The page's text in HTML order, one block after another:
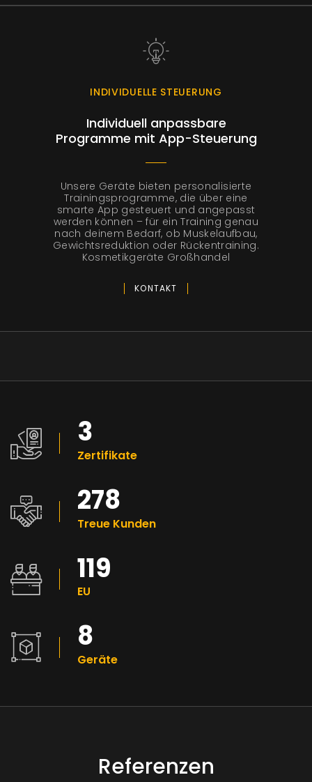
INDIVIDUELLE STEUERUNG
Individuell anpassbare
Programme mit App-Steuerung
Unsere Geräte bieten personalisierte
Trainingsprogramme, die über eine
smarte App gesteuert und angepasst
werden können – für ein Training genau
nach deinem Bedarf, ob Muskelaufbau,
Gewichtsreduktion oder Rückentraining.
Kosmetikgeräte Großhandel
KONTAKT
3
Zertifikate
280
Treue Kunden
120
EU
8
Geräte
Referenzen